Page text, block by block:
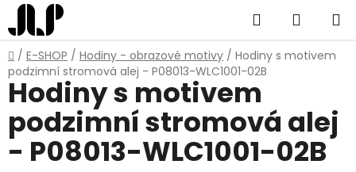
Přejít
na
obsah
Hledat
KOŠÍK
Domů
/ E-SHOP / Hodiny - obrazové motivy / Hodiny s motivem
podzimní stromová alej - P08013-WLC1001-02B
Hodiny s motivem
podzimní stromová alej
- P08013-WLC1001-02B